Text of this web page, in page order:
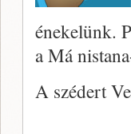
énekelünk.
a Má
A szédert